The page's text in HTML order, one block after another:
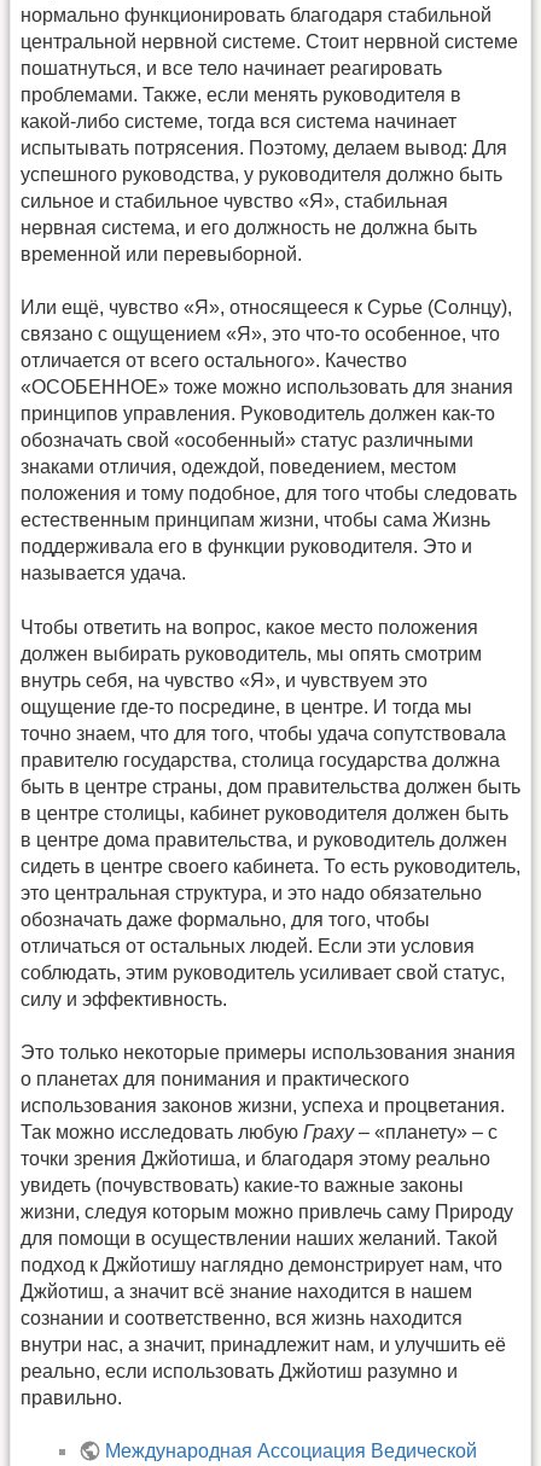
нормально функционировать благодаря стабильной
центральной нервной системе. Стоит нервной системе
пошатнуться, и все тело начинает реагировать
проблемами. Также, если менять руководителя в
какой-либо системе, тогда вся система начинает
испытывать потрясения. Поэтому, делаем вывод: Для
успешного руководства, у руководителя должно быть
сильное и стабильное чувство «Я», стабильная
нервная система, и его должность не должна быть
временной или перевыборной.
Или ещё, чувство «Я», относящееся к Сурье (Солнцу),
связано с ощущением «Я», это что-то особенное, что
отличается от всего остального». Качество
«ОСОБЕННОЕ» тоже можно использовать для знания
принципов управления. Руководитель должен как-то
обозначать свой «особенный» статус различными
знаками отличия, одеждой, поведением, местом
положения и тому подобное, для того чтобы следовать
естественным принципам жизни, чтобы сама Жизнь
поддерживала его в функции руководителя. Это и
называется удача.
Чтобы ответить на вопрос, какое место положения
должен выбирать руководитель, мы опять смотрим
внутрь себя, на чувство «Я», и чувствуем это
ощущение где-то посредине, в центре. И тогда мы
точно знаем, что для того, чтобы удача сопутствовала
правителю государства, столица государства должна
быть в центре страны, дом правительства должен быть
в центре столицы, кабинет руководителя должен быть
в центре дома правительства, и руководитель должен
сидеть в центре своего кабинета. То есть руководитель,
это центральная структура, и это надо обязательно
обозначать даже формально, для того, чтобы
отличаться от остальных людей. Если эти условия
соблюдать, этим руководитель усиливает свой статус,
силу и эффективность.
Это только некоторые примеры использования знания
о планетах для понимания и практического
использования законов жизни, успеха и процветания.
Так можно исследовать любую Граху– «планету» – с
точки зрения Джйотиша, и благодаря этому реально
увидеть (почувствовать) какие-то важные законы
жизни, следуя которым можно привлечь саму Природу
для помощи в осуществлении наших желаний. Такой
подход к Джйотишу наглядно демонстрирует нам, что
Джйотиш, а значит всё знание находится в нашем
сознании и соответственно, вся жизнь находится
внутри нас, а значит, принадлежит нам, и улучшить её
реально, если использовать Джйотиш разумно и
правильно.
Международная Ассоциация Ведической